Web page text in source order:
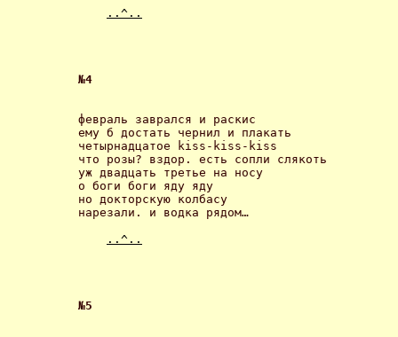
..^..
№4
февраль заврался и раскис
ему б достать чернил и плакать
четырнадцатое kiss-kiss-kiss
что розы? вздор. есть сопли слякоть
уж двадцать третье на носу
о боги боги яду яду
но докторскую колбасу
нарезали. и водка рядом…
..^..
№5